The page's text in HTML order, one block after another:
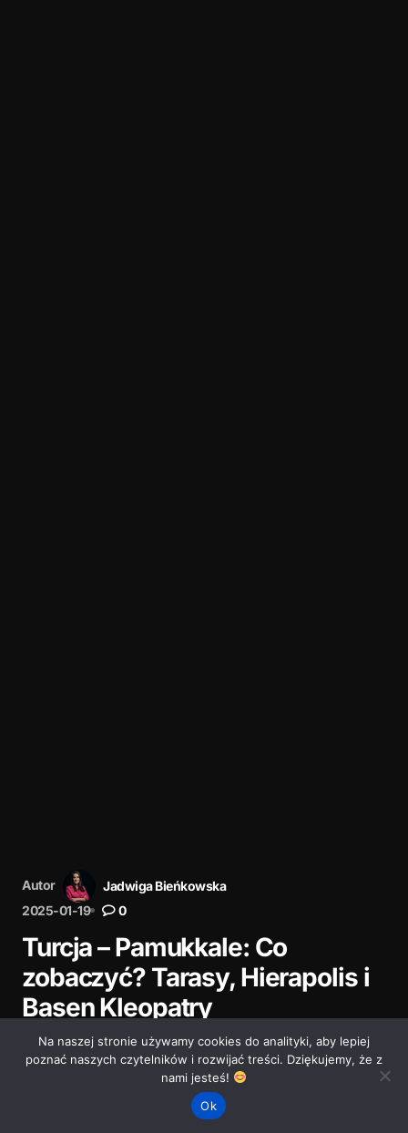
Autor
Jadwiga Bieńkowska
2025-01-19
0
Turcja – Pamukkale: Co
zobaczyć? Tarasy, Hierapolis i
Basen Kleopatry
Poznaj Pamukkale – białe tarasy, starożytne Hierapolis.
Sprawdź, co warto zobaczyć, jak zaplanować
zwiedzanie i gdzie znaleźć mniej zatłoczone miejsca.
Na naszej stronie używamy cookies do analityki, aby lepiej
poznać naszych czytelników i rozwijać treści. Dziękujemy, że z
nami jesteś!
Ok